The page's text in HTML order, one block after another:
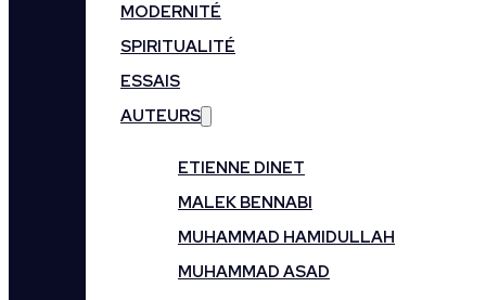
MODERNITÉ
SPIRITUALITÉ
ESSAIS
AUTEURS
ETIENNE DINET
MALEK BENNABI
MUHAMMAD HAMIDULLAH
MUHAMMAD ASAD